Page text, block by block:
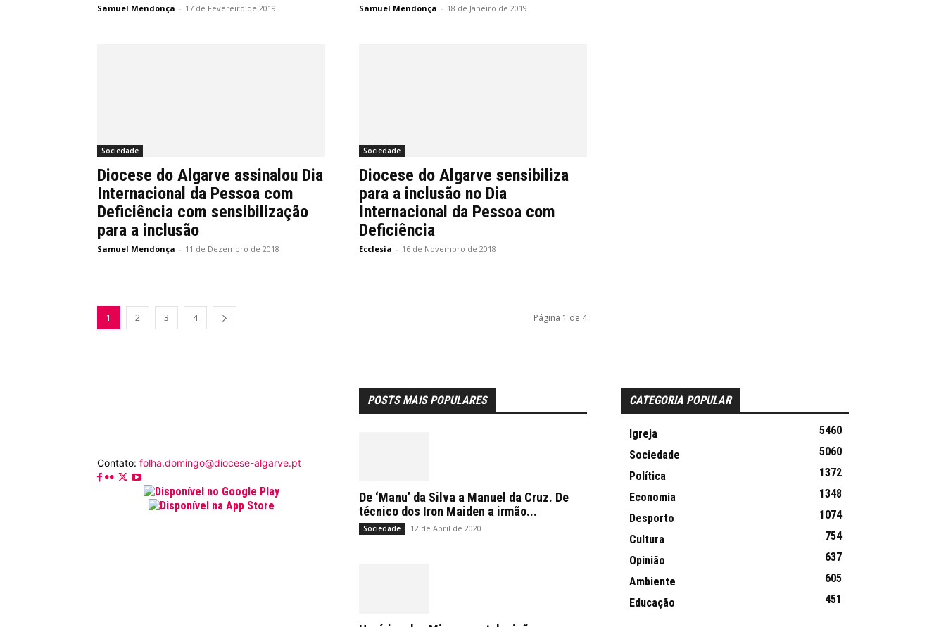
Samuel Mendonça - 17 de Fevereiro de 2019 Samuel Mendonça - 18 de Janeiro de 2019
Sociedade
Diocese do Algarve assinalou Dia
Internacional da Pessoa com
Deficiência com sensibilização
para a inclusão
Samuel Mendonça - 11 de Dezembro de 2018
Sociedade
Diocese do Algarve sensibiliza
para a inclusão no Dia
Internacional da Pessoa com
Deficiência
Ecclesia - 16 de Novembro de 2018
1 2 3 4 Página 1 de 4
Contato: folha.domingo@diocese-algarve.pt
POSTS MAIS POPULARES
De ‘Manu’ da Silva a Manuel da Cruz. De
técnico dos Iron Maiden a irmão...
Sociedade 12 de Abril de 2020
CATEGORIA POPULAR
Igreja
5460
Sociedade
5060
Política
1372
Economia
1348
Desporto
1074
Cultura
754
Opinião
637
Ambiente
605
Educação
451